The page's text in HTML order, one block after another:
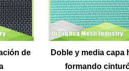
de
Doble y media capa
formando